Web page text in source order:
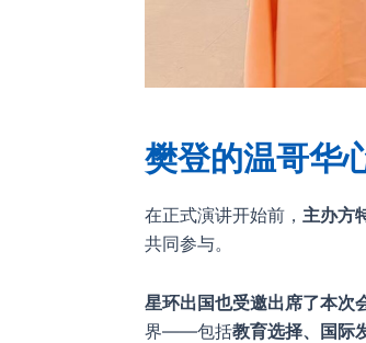
樊登的温哥华
在正式演讲开始前， 主办方
共同参与。
星环出国也受邀出席了本次
界——包括教育选择、国际